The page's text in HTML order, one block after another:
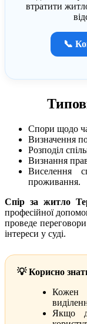
втратити
📞
Спори щодо
Визначення
Розподіл
Визнання
Виселення
проживання.
Спір за житло
професійної
проведе
інтереси у суді.
💡 Корисно
Кожен
Якщо